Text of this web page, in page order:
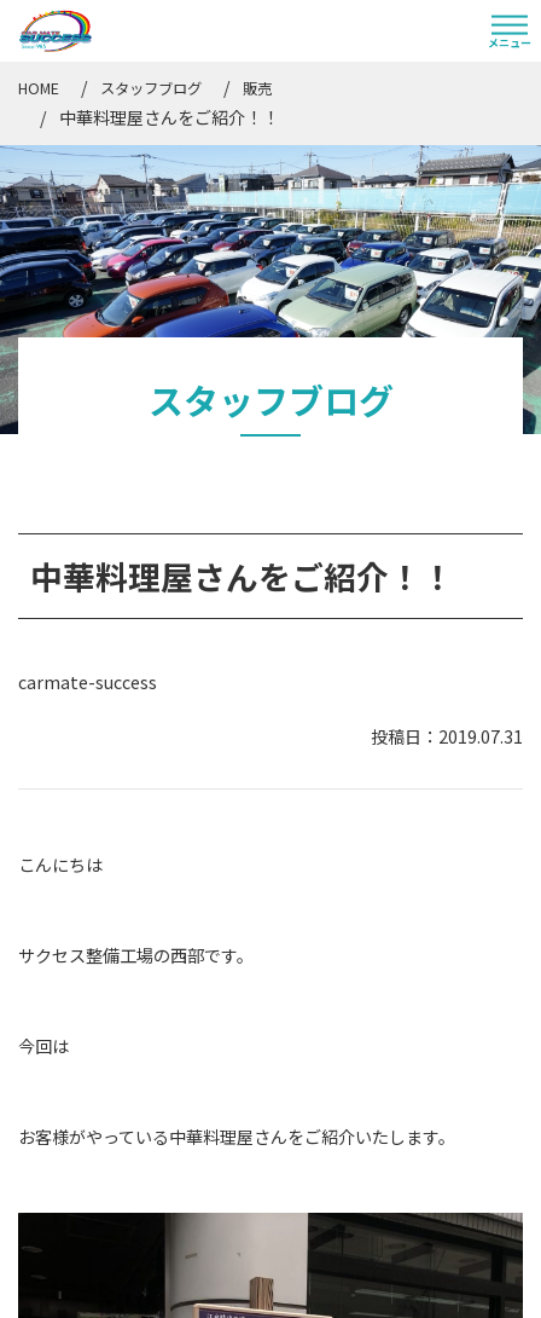
HOME スタッフブログ 販売
中華料理屋さんをご紹介！！
スタッフブログ
中華料理屋さんをご紹介！！
carmate-success
2019.07.31
こんにちは
サクセス整備工場の西部です。
今回は
お客様がやっている中華料理屋さんをご紹介いたします。